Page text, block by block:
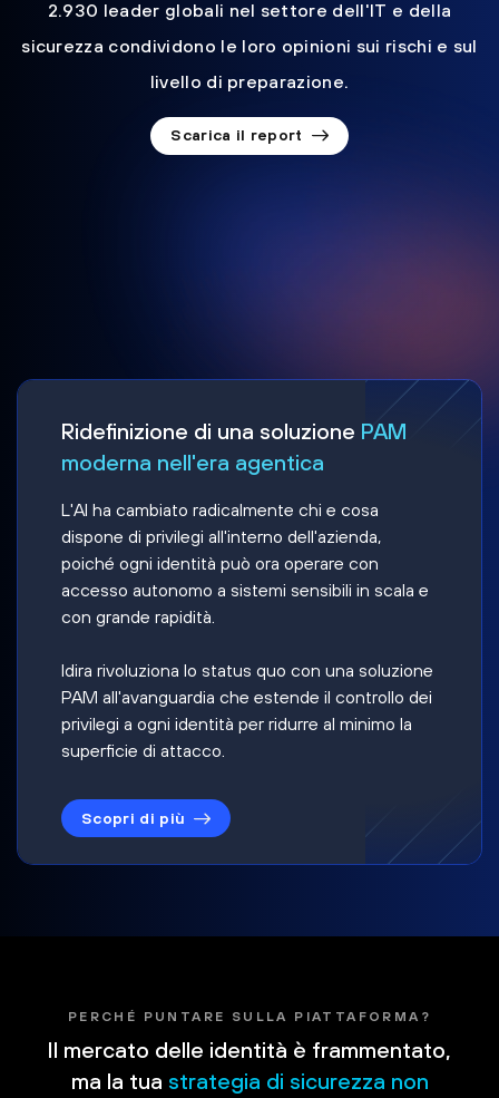
2.930 leader globali nel settore dell'IT e della
sicurezza condividono le loro opinioni sui rischi e sul
livello di preparazione.
Scarica il report
Ridefinizione di una soluzione PAM
moderna nell'era agentica
L'AI ha cambiato radicalmente chi e cosa
dispone di privilegi all'interno dell'azienda,
poiché ogni identità può ora operare con
accesso autonomo a sistemi sensibili in scala e
con grande rapidità.
Idira rivoluziona lo status quo con una soluzione
PAM all'avanguardia che estende il controllo dei
privilegi a ogni identità per ridurre al minimo la
superficie di attacco.
Scopri di più
PERCHÉ PUNTARE SULLA PIATTAFORMA?
Il mercato delle identità è frammentato,
ma la tua strategia di sicurezza non